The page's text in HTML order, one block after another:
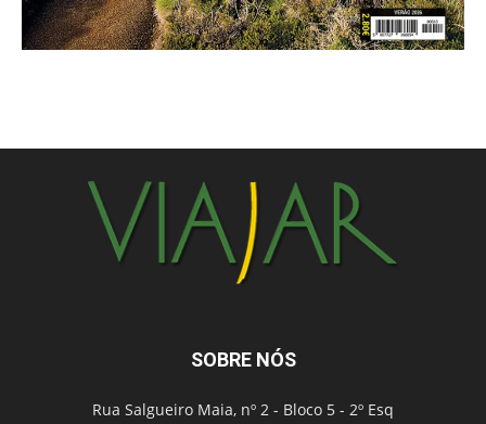
SOBRE NÓS
Rua Salgueiro Maia, nº 2 - Bloco 5 - 2º Esq